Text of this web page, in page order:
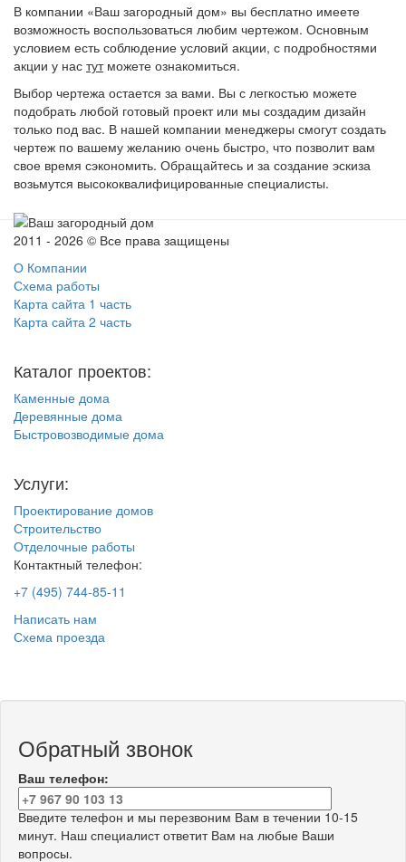
В компании «Ваш загородный дом» вы бесплатно имеете
возможность воспользоваться любим чертежом. Основным
условием есть соблюдение условий акции, с подробностями
акции у нас тутможете ознакомиться.
Выбор чертежа остается за вами. Вы с легкостью можете
подобрать любой готовый проект или мы создадим дизайн
только под вас. В нашей компании менеджеры смогут создать
чертеж по вашему желанию очень быстро, что позволит вам
свое время сэкономить. Обращайтесь и за создание эскиза
возьмутся высококвалифицированные специалисты.
2011 - 2026 © Все права защищены
О Компании
Схема работы
Карта сайта 1 часть
Карта сайта 2 часть
Каталог проектов:
Каменные дома
Деревянные дома
Быстровозводимые дома
Услуги:
Проектирование домов
Строительство
Отделочные работы
Контактный телефон:
+7 (495) 744-85-11
Написать нам
Схема проезда
Обратный звонок
Ваш телефон:
Введите телефон и мы перезвоним Вам в течении 10-15
минут. Наш специалист ответит Вам на любые Ваши
вопросы.